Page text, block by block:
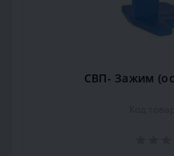
СВП- Зажим